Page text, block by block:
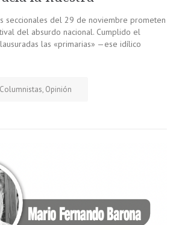
seccionales del 29 de noviembre prometen
del absurdo nacional. Cumplido el
las «primarias» —ese idílico
Columnistas, Opinión